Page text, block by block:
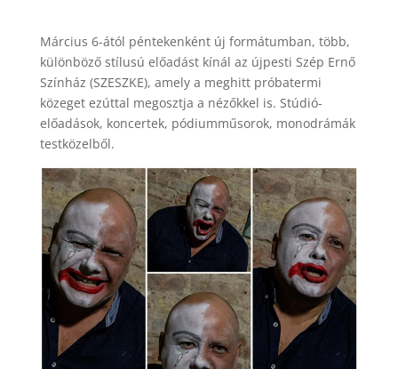
Március 6-ától péntekenként új formátumban, több,
különböző stílusú előadást kínál az újpesti Szép Ernő
Színház (SZESZKE), amely a meghitt próbatermi
közeget ezúttal megosztja a nézőkkel is. Stúdió-
előadások, koncertek, pódiumműsorok, monodrámák
testközelből.